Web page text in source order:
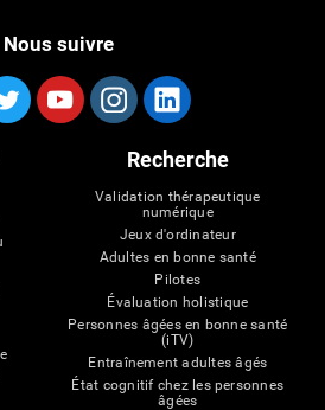
Nous suivre
Recherche
Validation thérapeutique
numérique
Jeux d'ordinateur
Adultes en bonne santé
Pilotes
Évaluation holistique
Personnes âgées en bonne santé
(iTV)
Entraînement adultes âgés
État cognitif chez les personnes
âgées